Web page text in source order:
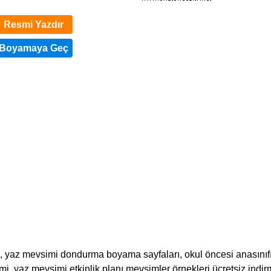
Resmi Yazdır
mevsimi dondurma boyama sayfaları, okul öncesi anasınıfı
yaz mevsimi etkinlik planı mevsimler örnekleri ücretsiz